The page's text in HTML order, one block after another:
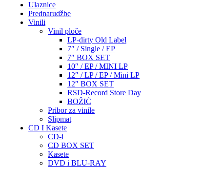
Ulaznice
Prednarudžbe
Vinili
Vinil ploče
LP-dirty Old Label
7″ / Single / EP
7″ BOX SET
10″ / EP / MINI LP
12″ / LP / EP / Mini LP
12″ BOX SET
RSD-Record Store Day
BOŽIĆ
Pribor za vinile
Slipmat
CD I Kasete
CD-i
CD BOX SET
Kasete
DVD i BLU-RAY